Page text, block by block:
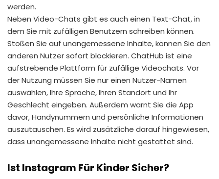
werden.
Neben Video-Chats gibt es auch einen Text-Chat, in
dem Sie mit zufälligen Benutzern schreiben können.
Stoßen Sie auf unangemessene Inhalte, können Sie den
anderen Nutzer sofort blockieren. ChatHub ist eine
aufstrebende Plattform für zufällige Videochats. Vor
der Nutzung müssen Sie nur einen Nutzer-Namen
auswählen, Ihre Sprache, Ihren Standort und Ihr
Geschlecht eingeben. Außerdem warnt Sie die App
davor, Handynummern und persönliche Informationen
auszutauschen. Es wird zusätzliche darauf hingewiesen,
dass unangemessene Inhalte nicht gestattet sind.
Ist Instagram Für Kinder Sicher?